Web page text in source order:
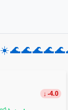
☀️🌊🌊🌊🌊🌊
-4.0